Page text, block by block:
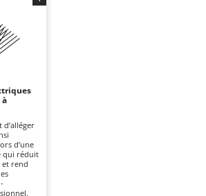
extérieurs
horizontal pour tracteur
et végétaux
- Démarreurs
tracteur
ce
de
ils
mûrs.
par
action
sur les
se
de
pas
d’une
qui réduit
et rend